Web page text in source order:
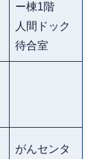
ー棟1階
人間ドック
待合室
がんセンタ